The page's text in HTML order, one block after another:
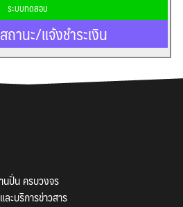
ระบบทดสอบ
านะ/แจ้งชำระเงิน
นปั่น ครบวงจร
ะบริการข่าวสาร